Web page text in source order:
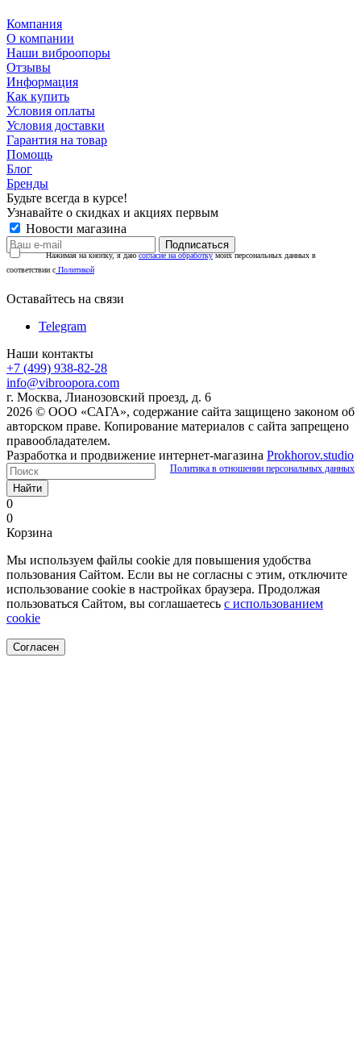
Компания
О компании
Наши виброопоры
Отзывы
Информация
Как купить
Условия оплаты
Условия доставки
Гарантия на товар
Помощь
Блог
Бренды
Будьте всегда в курсе!
Узнавайте о скидках и акциях первым
Новости магазина
Нажимая на кнопку, я даюсогласие на обработкумоих персональных данных в
соответствии с Политикой
Оставайтесь на связи
Telegram
Наши контакты
+7 (499) 938-82-28
info@vibroopora.com
г. Москва, Лианозовский проезд, д. 6
2026 © ООО «САГА», содержание сайта защищено законом об
авторском праве. Копирование материалов с сайта запрещено
правообладателем.
Разработка и продвижение интернет-магазина Prokhorov.studio
Политика в отношении персональных данных
Найти
0
0
Корзина
Мы используем файлы cookie для повышения удобства
пользования Сайтом. Если вы не согласны с этим, отключите
использование cookie в настройках браузера. Продолжая
пользоваться Сайтом, вы соглашаетесь с использованием
cookie
Согласен